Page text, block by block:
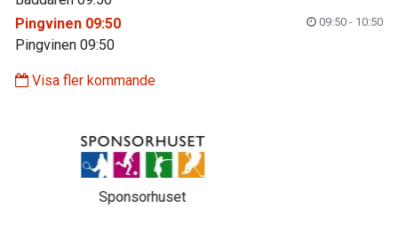
Pingvinen 09:50
09:50 - 10:50
Pingvinen 09:50
Visa fler kommande